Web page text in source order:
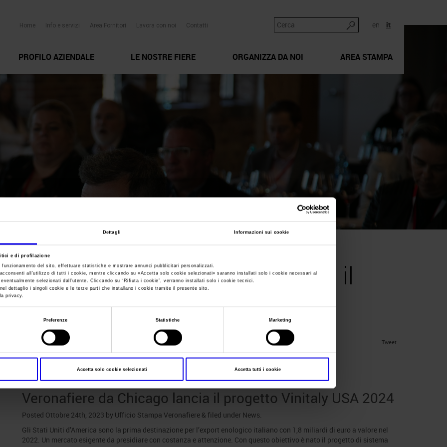
Dettagli Informazioni sui cookie
e di profilazione
del sito, effettuare statistiche e mostrare annunci pubblicitari personalizzati.
all’utilizzo di tutti i cookie, mentre cliccando su «Accetta solo cookie selezionati» saranno installati solo i cookie necessari al
selezionati dall’utente. Cliccando su “Rifiuta i cookie”, verranno installati solo i cookie tecnici.
dettaglio i singoli cookie e le terze parti che installano i cookie tramite il presente sito.
privacy.
Preferenze Statistiche Marketing
Accetta solo cookie selezionati Accetta tutti i cookie
en it
Home Info e servizi Area Fornitori Lavora con noi Contatti
PROFILO AZIENDALE LE NOSTRE FIERE ORGANIZZA DA NOI AREA STAMPA
Veronafiere da Chicago lancia il
progetto Vinitaly USA 2024
Tweet
Posts Tagged:vinitaly usa 2024
Veronafiere da Chicago lancia il progetto Vinitaly USA 2024
Posted Ottobre 24th, 2023 by Ufficio Stampa Veronafiere & filed under News.
Gli Stati Uniti d’America sono la prima destinazione per l’export enologico italiano con 1,8 miliardi di euro a valore nel
2022. Un mercato esigente da presidiare con costanza e attenzione. Con questo obiettivo è nato il progetto di sistema